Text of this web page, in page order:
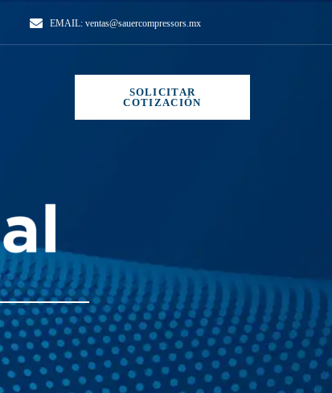
EMAIL:ventas@sauercompressors.mx
SOLICITAR
COTIZACIÓN